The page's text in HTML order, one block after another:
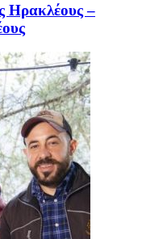
Ηρακλέους –